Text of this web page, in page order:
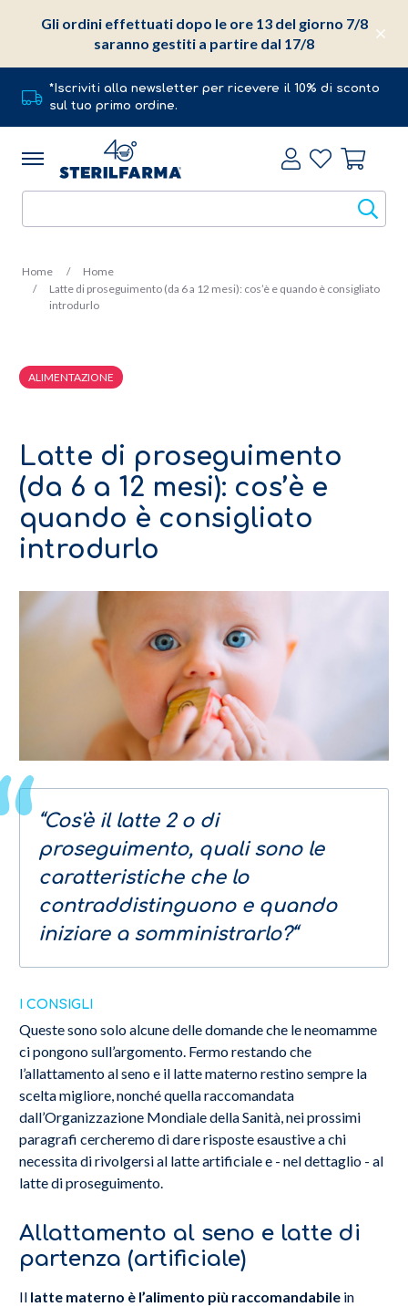
*Iscriviti alla newsletter per ricevere il 10% di sconto
sul tuo primo ordine.
Home
Home
Latte di proseguimento (da 6 a 12 mesi): cos’è e quando è consigliato
introdurlo
ALIMENTAZIONE
14 Settembre 2020
Latte di proseguimento
(da 6 a 12 mesi): cos’è e
quando è consigliato
introdurlo
“Cos'è il latte 2 o di
proseguimento, quali sono le
caratteristiche che lo
contraddistinguono e quando
iniziare a somministrarlo?“
I CONSIGLI
Queste sono solo alcune delle domande che le neomamme
ci pongono sull’argomento. Fermo restando che
l’allattamento al seno e il latte materno restino sempre la
scelta migliore, nonché quella raccomandata
dall’Organizzazione Mondiale della Sanità, nei prossimi
paragrafi cercheremo di dare risposte esaustive a chi
necessita di rivolgersi al latte artificiale e - nel dettaglio - al
latte di proseguimento.
Allattamento al seno e latte di
partenza (artificiale)
Illatte materno è l’alimento più raccomandabile in
Gli ordini effettuati dopo le ore 13 del giorno 7/8
saranno gestiti a partire dal 17/8